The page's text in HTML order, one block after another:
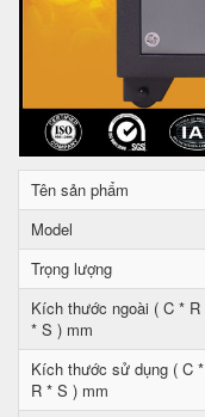
Tên sản phẩm
Model
Trọng lượng
Kích thước ngoài ( C * R
* S ) mm
Kích thước sử dụng ( C *
R * S ) mm